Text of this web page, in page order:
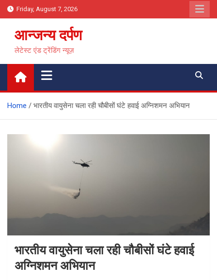
Skip
to
content
Friday, August 7, 2026
आन्जन्य दर्पण
लेटेस्ट एंड ट्रेंडिंग न्यूज़
Home भारतीय वायुसेना चला रही चौबीसों घंटे हवाई अग्निशमन अभियान
भारतीय वायुसेना चला रही चौबीसों घंटे हवाई
अग्निशमन अभियान